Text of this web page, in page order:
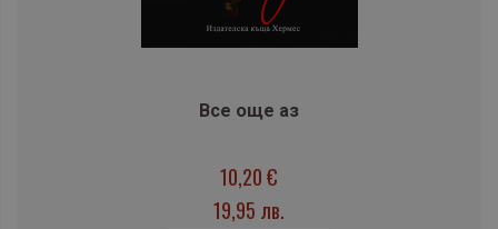
Все още аз
10,20 €
19,95 лв.